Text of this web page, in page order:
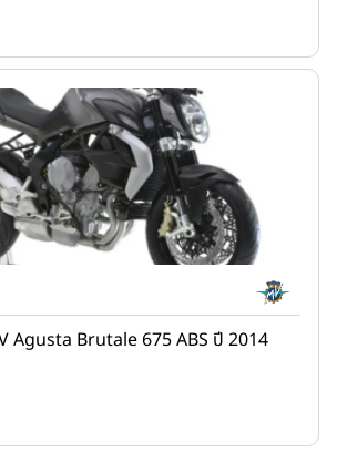
Agusta Brutale 675 ABS ปี 2014